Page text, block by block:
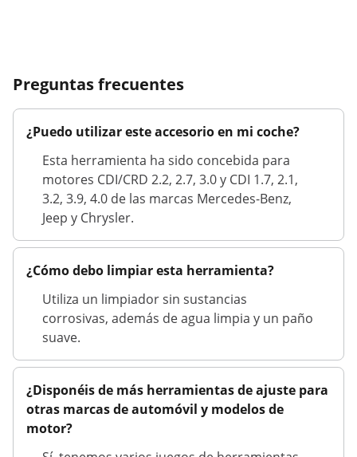
Preguntas frecuentes
¿Puedo utilizar este accesorio en mi coche?
Esta herramienta ha sido concebida para
motores CDI/CRD 2.2, 2.7, 3.0 y CDI 1.7, 2.1,
3.2, 3.9, 4.0 de las marcas Mercedes-Benz,
Jeep y Chrysler.
¿Cómo debo limpiar esta herramienta?
Utiliza un limpiador sin sustancias
corrosivas, además de agua limpia y un paño
suave.
¿Disponéis de más herramientas de ajuste para
otras marcas de automóvil y modelos de
motor?